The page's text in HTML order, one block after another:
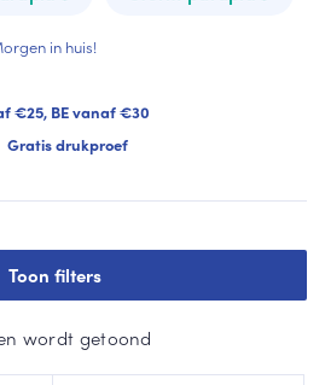
OR
All
Sq
re
He
art
U
mb
in huis!
€25, BE vanaf €30
Gratis drukproef
Toon filters
wordt getoond